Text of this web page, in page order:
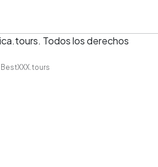
. Todos los derechos
BestXXX.tours